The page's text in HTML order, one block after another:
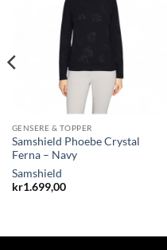
GENSERE & TOPPER
Samshield Phoebe Crystal
Ferna – Navy
Samshield
kr1.699,00